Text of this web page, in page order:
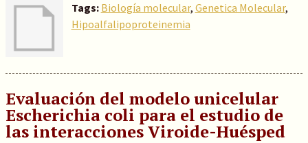
Tags: Biología molecular, Genetica Molecular,
Hipoalfalipoproteinemia
Evaluación del modelo unicelular
Escherichia coli para el estudio de
las interacciones Viroide-Huésped